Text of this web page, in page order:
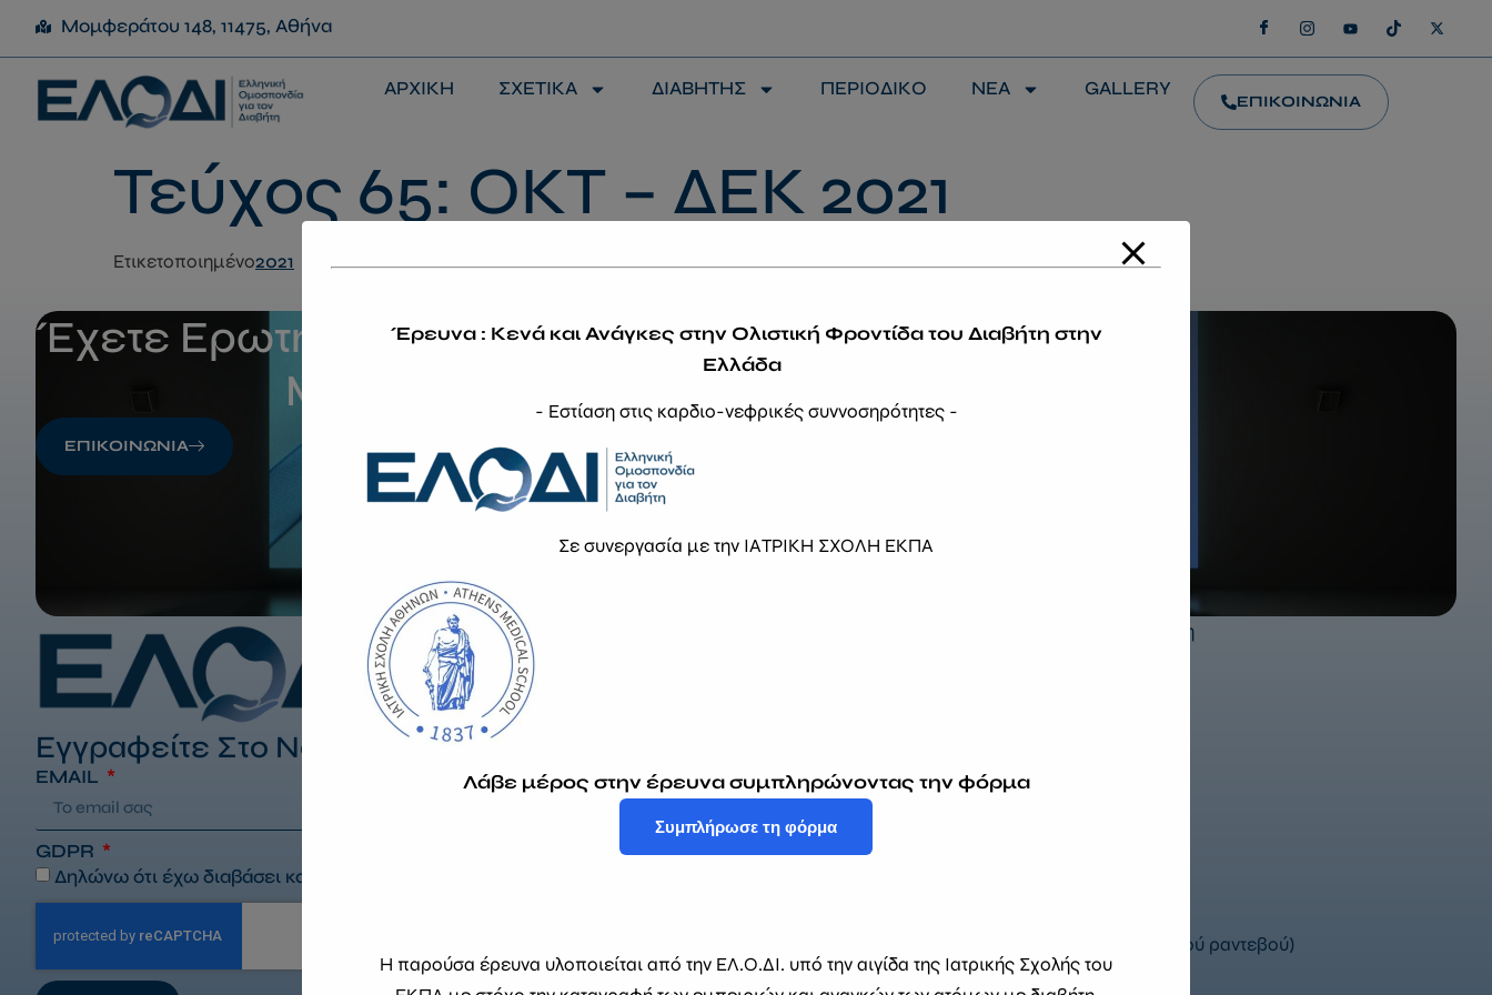
Μομφεράτου 148, 11475, Αθήνα
ΑΡΧΙΚΗ ΣΧΕΤΙΚΑ ΔΙΑΒΗΤΗΣ ΠΕΡΙΟΔΙΚΟ ΝΕΑ GALLERY
ΕΠΙΚΟΙΝΩΝΙΑ
Τεύχος 65: ΟΚΤ – ΔΕΚ 2021
Ετικετοποιημένο2021
Έχετε Ερωτήσεις; Επικοινωνήστε
Μαζί Μας
ΕΠΙΚΟΙΝΩΝΙΑ
Η ΕΛ.Ο.ΔΙ. εκπροσωπεί και στηρίζει όλους τους συλλόγους ατόμων με διαβήτη
στην Ελλάδα, προωθώντας την ευαισθητοποίηση, την εκπαίδευση και την
Εγγραφείτε Στο Newsletter Μας
EMAIL
GDPR
Δηλώνω ότι έχω διαβάσει και αποδέχομαι τους
info@elodi.org
210 8838113
210 8838118
ΔΕΥΤΕΡΑ - ΠΑΡΑΣΚΕΥΗ: 9:00 - 17:00 (Κατόπιν τηλεφωνικού ραντεβού)
Έρευνα : Κενά και Ανάγκες στην Ολιστική Φροντίδα του Διαβήτη στην
Ελλάδα
- Εστίαση στις καρδιο-νεφρικές συννοσηρότητες -
Σε συνεργασία με την ΙΑΤΡΙΚΗ ΣΧΟΛΗ ΕΚΠΑ
Λάβε μέρος στην έρευνα συμπληρώνοντας την φόρμα
Συμπλήρωσε τη φόρμα
Η παρούσα έρευνα υλοποιείται από την ΕΛ.Ο.ΔΙ. υπό την αιγίδα της Ιατρικής Σχολής του